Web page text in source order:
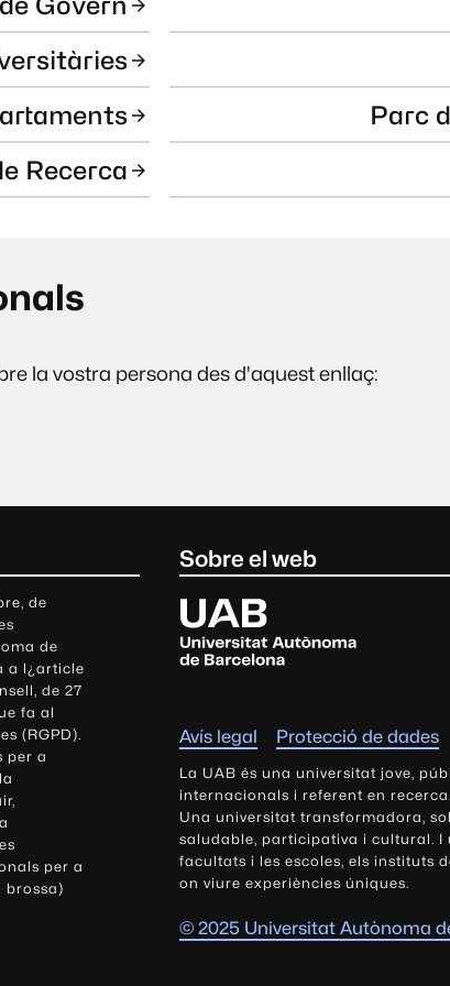
Recerca
Parc
la vostra persona des d'aquest enllaç:
de
de
a l¿article
de 27
fa al
(RGPD).
per a
per a
brossa)
Sobre el web
U
n
i
s
i
t
a
t
A
u
t
ò
Avís legal Protecció de dades
La UAB és una universitat jove,
internacionals i referent en
Una universitat transformadora,
saludable, participativa i cultural. I
facultats i les escoles, els instituts
on viure experiències úniques.
© 2025 Universitat Autònoma